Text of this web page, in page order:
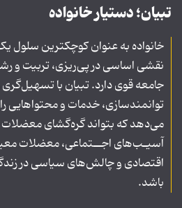
تبیان؛ دستیار خانواده
خانواده به عنوان کوچکترین سلول
نقشی اساسی در پی‌ریزی، تربیت و
جامعه قوی دارد. تبیان با
توانمندسازی، خدمات و محتواهایی را
می‌دهد که بتواند گره‌گشای
آسیـب‌های اجــتماعی، معضلات
اقتصادی و چالش‌های سیاسی در
باشد.